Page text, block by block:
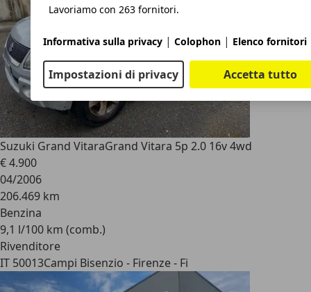
Suzuki Grand VitaraGrand Vitara 5p 2.0 16v 4wd
€ 4.900
04/2006
206.469 km
Benzina
9,1 l/100 km (comb.)
Rivenditore
IT 50013Campi Bisenzio - Firenze - Fi
Lavoriamo con 263 fornitori.
Informativa sulla privacy | Colophon | Elenco fornitori
Impostazioni di privacy Accetta tutto